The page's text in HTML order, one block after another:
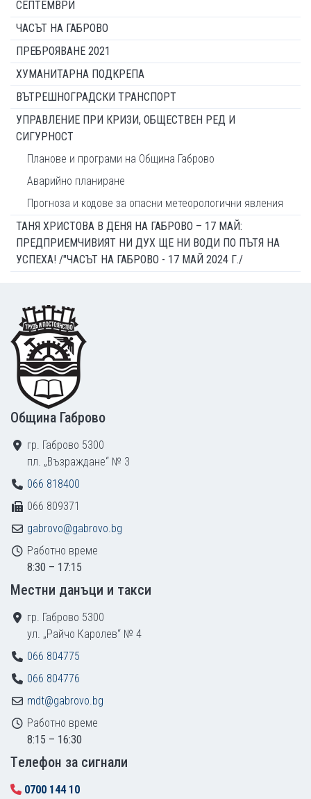
СЕПТЕМВРИ
ЧАСЪТ НА ГАБРОВО
ПРЕБРОЯВАНЕ 2021
ХУМАНИТАРНА ПОДКРЕПА
ВЪТРЕШНОГРАДСКИ ТРАНСПОРТ
УПРАВЛЕНИЕ ПРИ КРИЗИ, ОБЩЕСТВЕН РЕД И
СИГУРНОСТ
Планове и програми на Община Габрово
Аварийно планиране
Прогноза и кодове за опасни метеорологични явления
ТАНЯ ХРИСТОВА В ДЕНЯ НА ГАБРОВО – 17 МАЙ:
ПРЕДПРИЕМЧИВИЯТ НИ ДУХ ЩЕ НИ ВОДИ ПО ПЪТЯ НА
УСПЕХА! /"ЧАСЪТ НА ГАБРОВО - 17 МАЙ 2024 Г./
Footer
Община Габрово
гр. Габрово 5300
пл. „Възраждане“ № 3
066 818400
066 809371
gabrovo@gabrovo.bg
Работно време
8:30 – 17:15
Местни данъци и такси
гр. Габрово 5300
ул. „Райчо Каролев“ № 4
066 804775
066 804776
mdt@gabrovo.bg
Работно време
8:15 – 16:30
Tелефон за сигнали
0700 144 10